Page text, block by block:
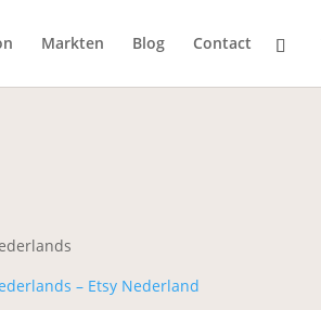
Markten Blog Contact
– Etsy Nederland